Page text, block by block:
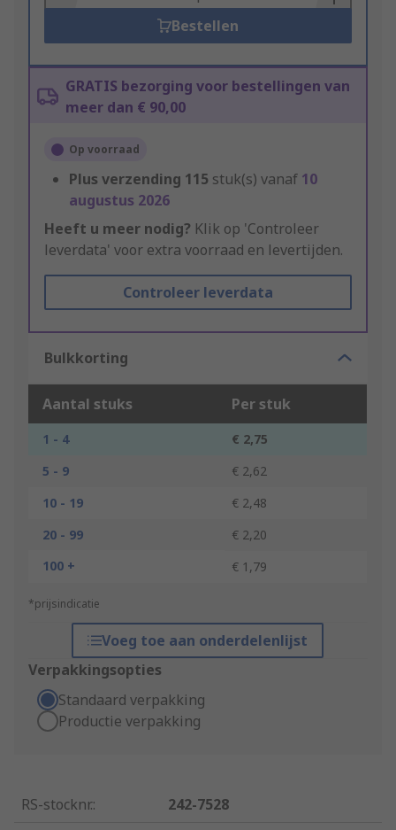
Bestellen
GRATIS bezorging voor bestellingen van
meer dan € 90,00
Op voorraad
Plus verzending 115 stuk(s) vanaf 10
augustus 2026
Heeft u meer nodig? Klik op 'Controleer
leverdata' voor extra voorraad en levertijden.
Controleer leverdata
Bulkkorting
Aantal stuks Per stuk
1 - 4
€ 2,75
5 - 9
€ 2,62
10 - 19
€ 2,48
20 - 99
€ 2,20
100 +
€ 1,79
*prijsindicatie
Voeg toe aan onderdelenlijst
Verpakkingsopties
Standaard verpakking
Productie verpakking
RS-stocknr.:
242-7528